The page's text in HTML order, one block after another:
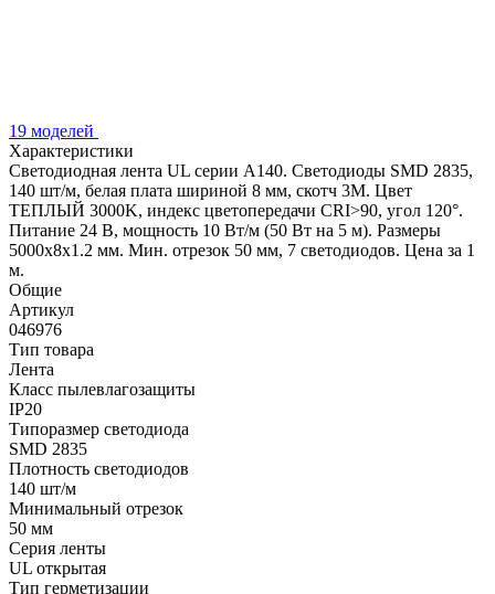
19 моделей
Характеристики
Светодиодная лента UL серии A140. Светодиоды SMD 2835,
140 шт/м, белая плата шириной 8 мм, скотч 3M. Цвет
ТЕПЛЫЙ 3000K, индекс цветопередачи CRI>90, угол 120°.
Питание 24 В, мощность 10 Вт/м (50 Вт на 5 м). Размеры
5000x8x1.2 мм. Мин. отрезок 50 мм, 7 светодиодов. Цена за 1
м.
Общие
Артикул
046976
Тип товара
Лента
Класс пылевлагозащиты
IP20
Типоразмер светодиода
SMD 2835
Плотность светодиодов
140 шт/м
Минимальный отрезок
50 мм
Серия ленты
UL открытая
Тип герметизации